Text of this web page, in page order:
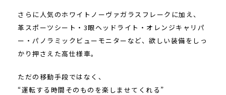
さらに人気のホワイトノーヴァガラスフレークに加え、
革スポーツシート・3眼ヘッドライト・オレンジキャリパ
ー・パノラミックビューモニターなど、欲しい装備をしっ
かり押さえた高仕様車。
ただの移動手段ではなく、
“運転する時間そのものを楽しませてくれる”